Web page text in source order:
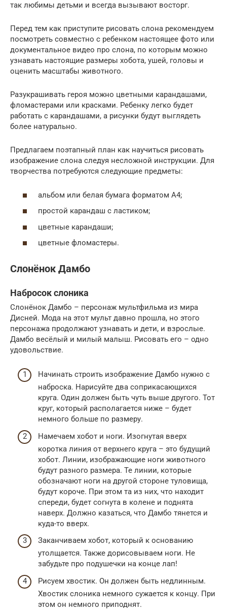
так любимы детьми и всегда вызывают восторг.
Перед тем как приступите рисовать слона рекомендуем
посмотреть совместно с ребенком настоящее фото или
документальное видео про слона, по которым можно
узнавать настоящие размеры хобота, ушей, головы и
оценить масштабы животного.
Разукрашивать героя можно цветными карандашами,
фломастерами или красками. Ребенку легко будет
работать с карандашами, а рисунки будут выглядеть
более натурально.
Предлагаем поэтапный план как научиться рисовать
изображение слона следуя несложной инструкции. Для
творчества потребуются следующие предметы:
альбом или белая бумага форматом А4;
простой карандаш с ластиком;
цветные карандаши;
цветные фломастеры.
Слонёнок Дамбо
Набросок слоника
Слонёнок Дамбо – персонаж мультфильма из мира
Дисней. Мода на этот мульт давно прошла, но этого
персонажа продолжают узнавать и дети, и взрослые.
Дамбо весёлый и милый малыш. Рисовать его – одно
удовольствие.
Начинать строить изображение Дамбо нужно с
наброска. Нарисуйте два соприкасающихся
круга. Один должен быть чуть выше другого. Тот
круг, который располагается ниже – будет
немного больше по размеру.
Намечаем хобот и ноги. Изогнутая вверх
коротка линия от верхнего круга – это будущий
хобот. Линии, изображающие ноги животного
будут разного размера. Те линии, которые
обозначают ноги на другой стороне туловища,
будут короче. При этом та из них, что находит
спереди, будет согнута в колене и поднята
наверх. Должно казаться, что Дамбо тянется и
куда-то вверх.
Заканчиваем хобот, который к основанию
утолщается. Также дорисовываем ноги. Не
забудьте про подушечки на конце лап!
Рисуем хвостик. Он должен быть недлинным.
Хвостик слоника немного сужается к концу. При
этом он немного приподнят.